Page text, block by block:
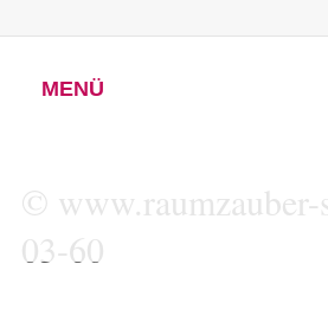
MENÜ
© www.raumzauber-
03-60